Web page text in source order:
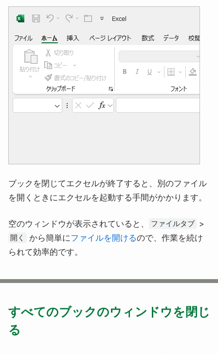
ブックを閉じてエクセルが終了すると、別のファイル
を開くときにエクセルを起動する手間がかかります。
空のウィンドウが表示されていると、 ファイルタブ >
開く から簡単にファイルを開けるので、作業を続け
られて効率的です。
すべてのブックのウィンドウを閉じ
る